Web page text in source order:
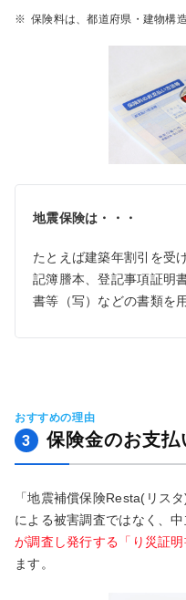
※ 保険料は、都道府県・建物構
地震保険は・・・
たとえば建築年割引を受
記簿謄本、登記事項証明
書等（写）などの書類を
おすすめの理由
3 保険金のお支
「地震補償保険Resta(リス
による被害調査ではなく、
が調査し発行する「り災証
ます。